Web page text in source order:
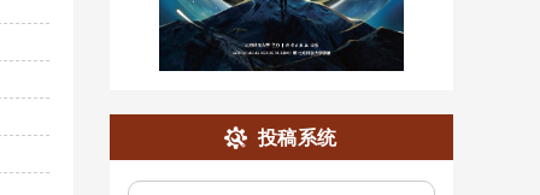
投稿系统